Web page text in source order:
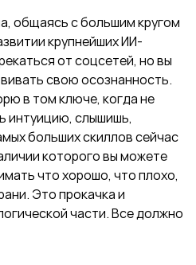
общаясь с большим кругом
крупнейших ИИ-
от соцсетей, но вы
свою осознанность.
в том ключе, когда не
интуицию, слышишь,
больших скиллов сейчас
которого вы можете
что хорошо, что плохо,
Это прокачка и
части. Все должно